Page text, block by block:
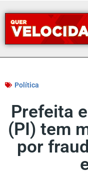
Política
Prefeita
(PI) tem
por